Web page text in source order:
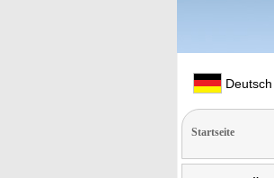
Deutsch
Startseite